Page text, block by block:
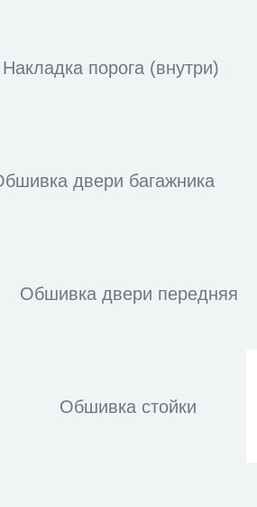
Накладка порога (внутри)
двери багажника
Обшивка двери передняя
Обшивка стойки